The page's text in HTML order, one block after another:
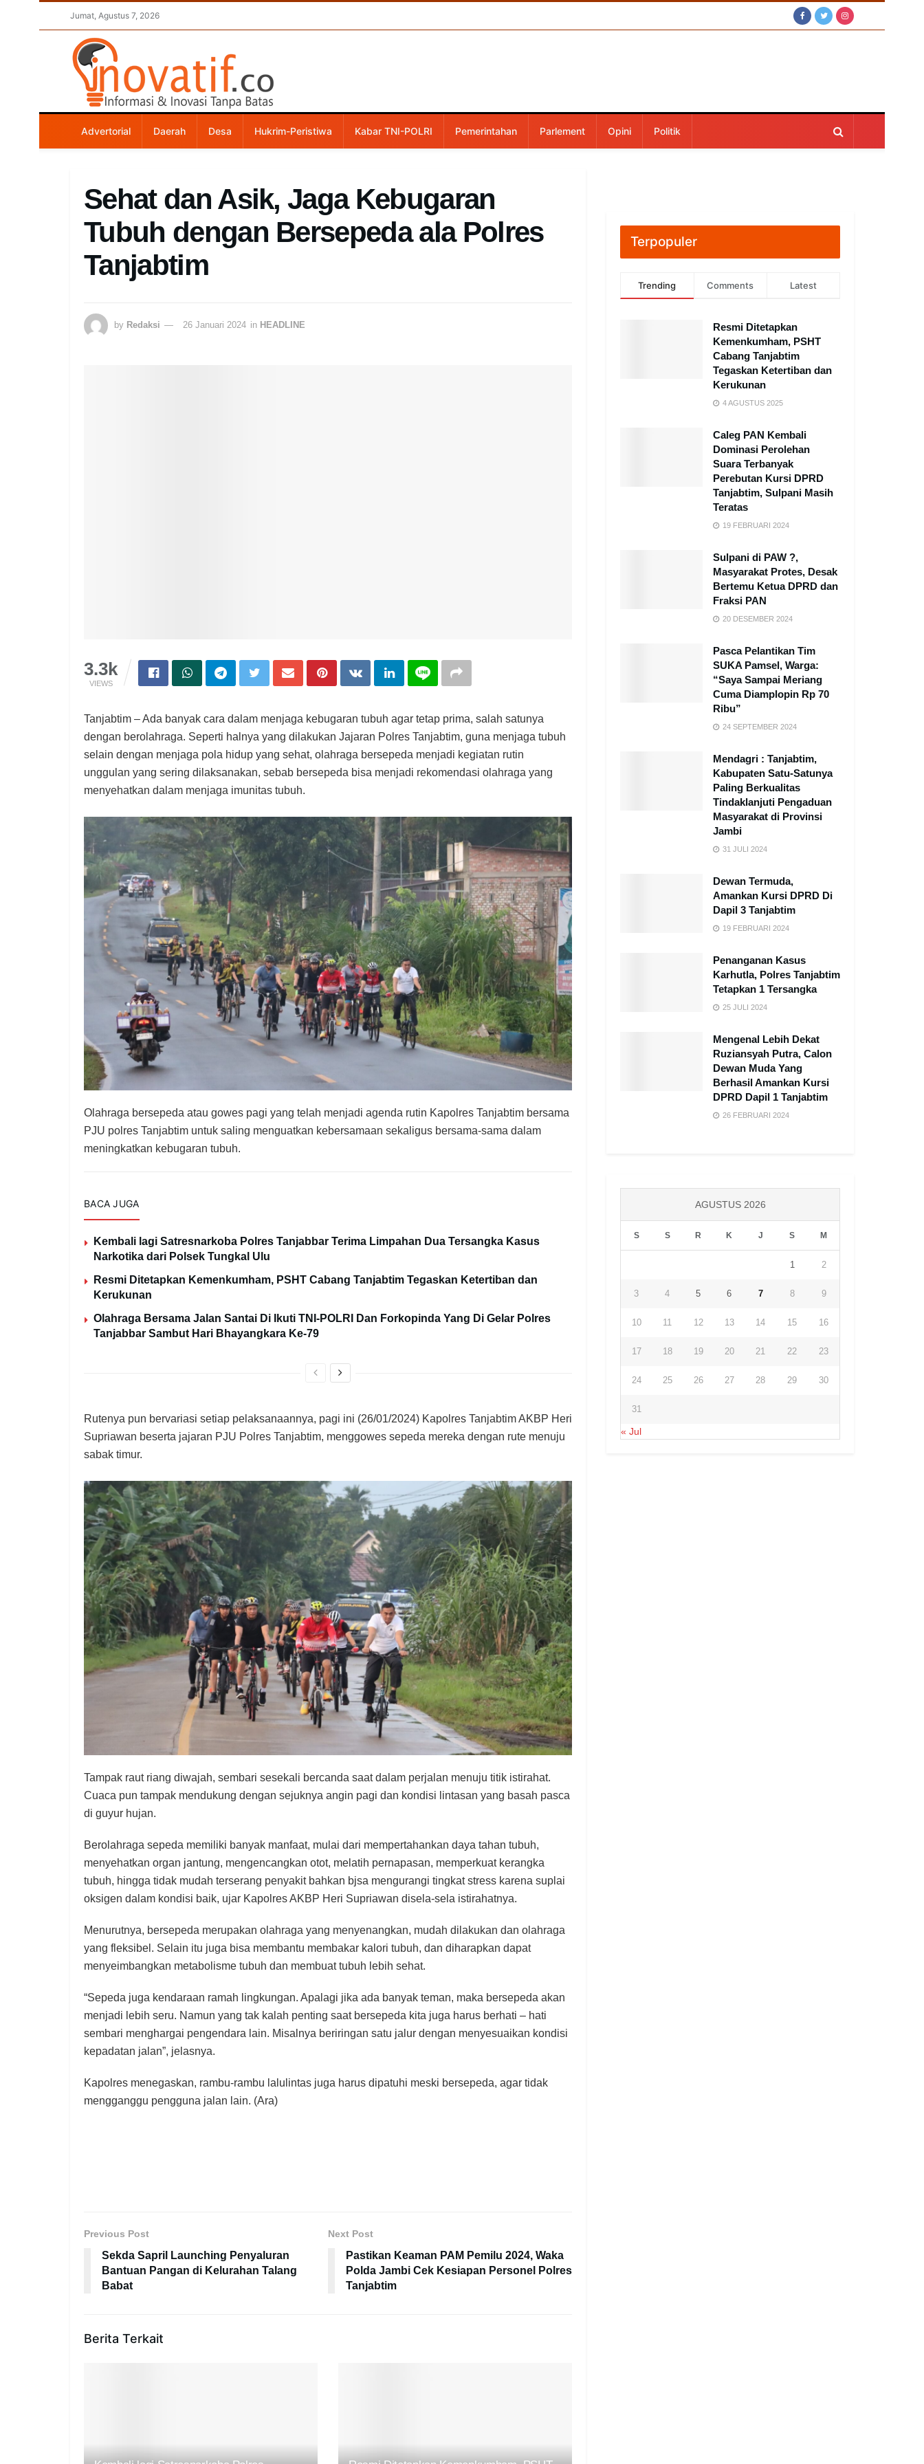
Jumat, Agustus 7, 2026
Advertorial Daerah Desa Hukrim-Peristiwa Kabar TNI-POLRI Pemerintahan Parlement Opini Politik
Sehat dan Asik, Jaga Kebugaran
Tubuh dengan Bersepeda ala Polres
Tanjabtim
by Redaksi 26 Januari 2024 in HEADLINE
3.3k
VIEWS
Tanjabtim – Ada banyak cara dalam menjaga kebugaran tubuh agar tetap prima, salah satunya
dengan berolahraga. Seperti halnya yang dilakukan Jajaran Polres Tanjabtim, guna menjaga tubuh
selain dengan menjaga pola hidup yang sehat, olahraga bersepeda menjadi kegiatan rutin
unggulan yang sering dilaksanakan, sebab bersepeda bisa menjadi rekomendasi olahraga yang
menyehatkan dalam menjaga imunitas tubuh.
Olahraga bersepeda atau gowes pagi yang telah menjadi agenda rutin Kapolres Tanjabtim bersama
PJU polres Tanjabtim untuk saling menguatkan kebersamaan sekaligus bersama-sama dalam
meningkatkan kebugaran tubuh.
BACA JUGA
Kembali lagi Satresnarkoba Polres Tanjabbar Terima Limpahan Dua Tersangka Kasus
Narkotika dari Polsek Tungkal Ulu
Resmi Ditetapkan Kemenkumham, PSHT Cabang Tanjabtim Tegaskan Ketertiban dan
Kerukunan
Olahraga Bersama Jalan Santai Di Ikuti TNI-POLRI Dan Forkopinda Yang Di Gelar Polres
Tanjabbar Sambut Hari Bhayangkara Ke-79
Rutenya pun bervariasi setiap pelaksanaannya, pagi ini (26/01/2024) Kapolres Tanjabtim AKBP Heri
Supriawan beserta jajaran PJU Polres Tanjabtim, menggowes sepeda mereka dengan rute menuju
sabak timur.
Tampak raut riang diwajah, sembari sesekali bercanda saat dalam perjalan menuju titik istirahat.
Cuaca pun tampak mendukung dengan sejuknya angin pagi dan kondisi lintasan yang basah pasca
di guyur hujan.
Berolahraga sepeda memiliki banyak manfaat, mulai dari mempertahankan daya tahan tubuh,
menyehatkan organ jantung, mengencangkan otot, melatih pernapasan, memperkuat kerangka
tubuh, hingga tidak mudah terserang penyakit bahkan bjsa mengurangi tingkat stress karena suplai
oksigen dalam kondisi baik, ujar Kapolres AKBP Heri Supriawan disela-sela istirahatnya.
Menurutnya, bersepeda merupakan olahraga yang menyenangkan, mudah dilakukan dan olahraga
yang fleksibel. Selain itu juga bisa membantu membakar kalori tubuh, dan diharapkan dapat
menyeimbangkan metabolisme tubuh dan membuat tubuh lebih sehat.
“Sepeda juga kendaraan ramah lingkungan. Apalagi jika ada banyak teman, maka bersepeda akan
menjadi lebih seru. Namun yang tak kalah penting saat bersepeda kita juga harus berhati – hati
sembari menghargai pengendara lain. Misalnya beriringan satu jalur dengan menyesuaikan kondisi
kepadatan jalan”, jelasnya.
Kapolres menegaskan, rambu-rambu lalulintas juga harus dipatuhi meski bersepeda, agar tidak
mengganggu pengguna jalan lain. (Ara)
Previous Post
Sekda Sapril Launching Penyaluran
Bantuan Pangan di Kelurahan Talang
Babat
Next Post
Pastikan Keaman PAM Pemilu 2024, Waka
Polda Jambi Cek Kesiapan Personel Polres
Tanjabtim
Berita Terkait
Terpopuler
Trending Comments Latest
Resmi Ditetapkan
Kemenkumham, PSHT
Cabang Tanjabtim
Tegaskan Ketertiban dan
Kerukunan
4 AGUSTUS 2025
Caleg PAN Kembali
Dominasi Perolehan
Suara Terbanyak
Perebutan Kursi DPRD
Tanjabtim, Sulpani Masih
Teratas
19 FEBRUARI 2024
Sulpani di PAW ?,
Masyarakat Protes, Desak
Bertemu Ketua DPRD dan
Fraksi PAN
20 DESEMBER 2024
Pasca Pelantikan Tim
SUKA Pamsel, Warga:
“Saya Sampai Meriang
Cuma Diamplopin Rp 70
Ribu”
24 SEPTEMBER 2024
Mendagri : Tanjabtim,
Kabupaten Satu-Satunya
Paling Berkualitas
Tindaklanjuti Pengaduan
Masyarakat di Provinsi
Jambi
31 JULI 2024
Dewan Termuda,
Amankan Kursi DPRD Di
Dapil 3 Tanjabtim
19 FEBRUARI 2024
Penanganan Kasus
Karhutla, Polres Tanjabtim
Tetapkan 1 Tersangka
25 JULI 2024
Mengenal Lebih Dekat
Ruziansyah Putra, Calon
Dewan Muda Yang
Berhasil Amankan Kursi
DPRD Dapil 1 Tanjabtim
26 FEBRUARI 2024
AGUSTUS 2026
S S R K J S M
1 2
3 4 5 6 7 8 9
10 11 12 13 14 15 16
17 18 19 20 21 22 23
24 25 26 27 28 29 30
31
« Jul